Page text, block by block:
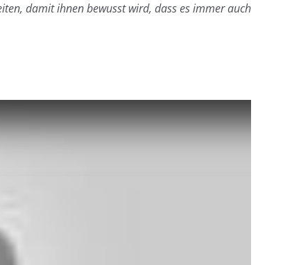
damit ihnen bewusst wird, dass es immer auch